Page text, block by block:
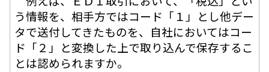
う情報を、相手方ではコード「１」とし他デー
タで送付してきたものを、自社においてはコー
ド「２」と変換した上で取り込んで保存するこ
とは認められますか。